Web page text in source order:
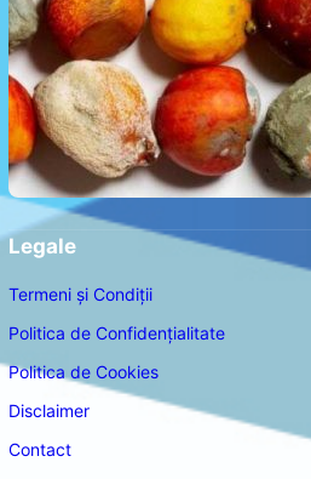
Legale
Termeni și Condiții
Politica de Confidențialitate
Politica de Cookies
Disclaimer
Contact